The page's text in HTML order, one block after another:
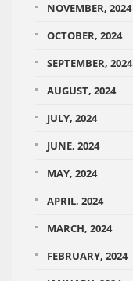
NOVEMBER, 2024
OCTOBER, 2024
SEPTEMBER, 2024
AUGUST, 2024
JULY, 2024
JUNE, 2024
MAY, 2024
APRIL, 2024
MARCH, 2024
FEBRUARY, 2024